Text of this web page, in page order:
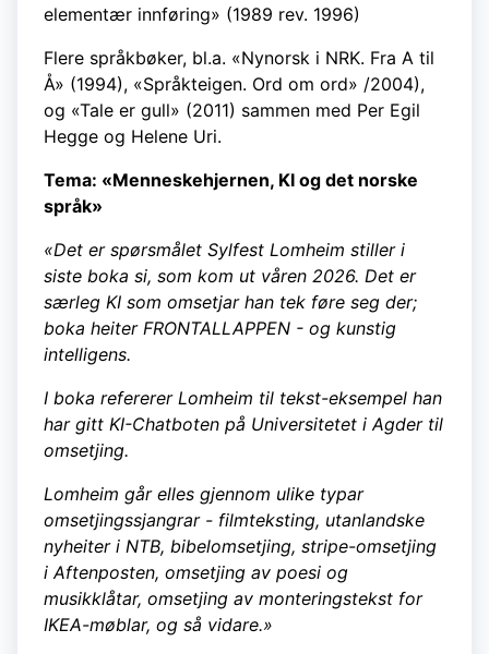
elementær innføring» (1989 rev. 1996)
Flere språkbøker, bl.a. «Nynorsk i NRK. Fra A til
Å» (1994), «Språkteigen. Ord om ord» /2004),
og «Tale er gull» (2011) sammen med Per Egil
Hegge og Helene Uri.
Tema: «Menneskehjernen, KI og det norske
språk»
«Det er spørsmålet Sylfest Lomheim stiller i
siste boka si, som kom ut våren 2026. Det er
særleg KI som omsetjar han tek føre seg der;
boka heiter FRONTALLAPPEN - og kunstig
intelligens.
I boka refererer Lomheim til tekst-eksempel han
har gitt KI-Chatboten på Universitetet i Agder til
omsetjing.
Lomheim går elles gjennom ulike typar
omsetjingssjangrar - filmteksting, utanlandske
nyheiter i NTB, bibelomsetjing, stripe-omsetjing
i Aftenposten, omsetjing av poesi og
musikklåtar, omsetjing av monteringstekst for
IKEA-møblar, og så vidare.»